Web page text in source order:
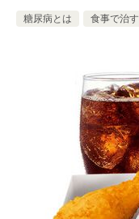
糖尿病とは 食事で治す